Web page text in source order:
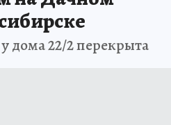
дома 22/2 перекрыта